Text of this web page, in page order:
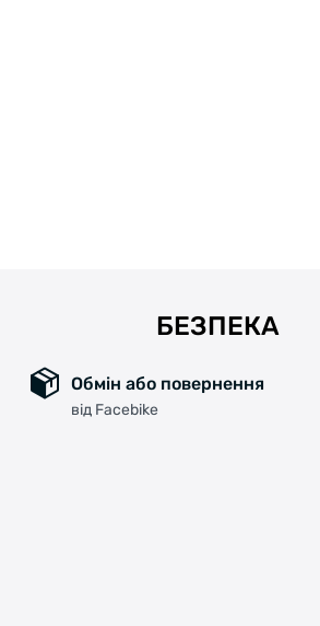
БЕЗПЕКА
Обмін або повернення
від Facebike